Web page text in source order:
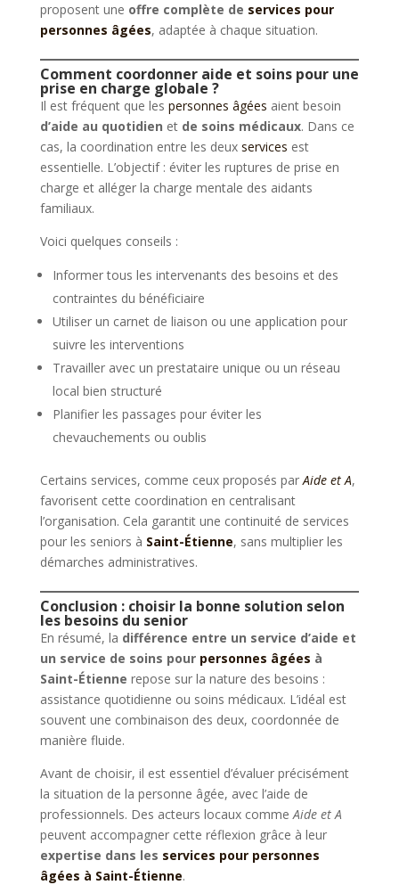
proposent une offre complète de services pour
personnes âgées, adaptée à chaque situation.
Comment coordonner aide et soins pour une
prise en charge globale ?
Il est fréquent que les personnes âgées aient besoin
d’aide au quotidien et de soins médicaux. Dans ce
cas, la coordination entre les deux services est
essentielle. L’objectif : éviter les ruptures de prise en
charge et alléger la charge mentale des aidants
familiaux.
Voici quelques conseils :
Informer tous les intervenants des besoins et des
contraintes du bénéficiaire
Utiliser un carnet de liaison ou une application pour
suivre les interventions
Travailler avec un prestataire unique ou un réseau
local bien structuré
Planifier les passages pour éviter les
chevauchements ou oublis
Certains services, comme ceux proposés parAide et A,
favorisent cette coordination en centralisant
l’organisation. Cela garantit une continuité de services
pour les seniors à Saint-Étienne, sans multiplier les
démarches administratives.
Conclusion : choisir la bonne solution selon
les besoins du senior
En résumé, la différence entre un service d’aide et
un service de soins pour personnes âgées à
Saint-Étienne repose sur la nature des besoins :
assistance quotidienne ou soins médicaux. L’idéal est
souvent une combinaison des deux, coordonnée de
manière fluide.
Avant de choisir, il est essentiel d’évaluer précisément
la situation de la personne âgée, avec l’aide de
professionnels. Des acteurs locaux commeAide et A
peuvent accompagner cette réflexion grâce à leur
expertise dans les services pour personnes
âgées à Saint-Étienne.